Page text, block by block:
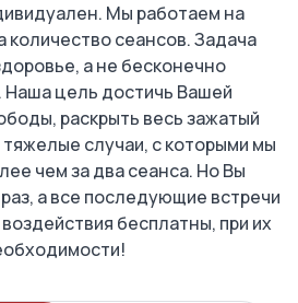
Мы работаем на
количество сеансов. Задача
а не бесконечно
Наша цель достичь Вашей
раскрыть весь зажатый
случаи, с которыми мы
чем за два сеанса. Но Вы
а все последующие встречи
бесплатны, при их